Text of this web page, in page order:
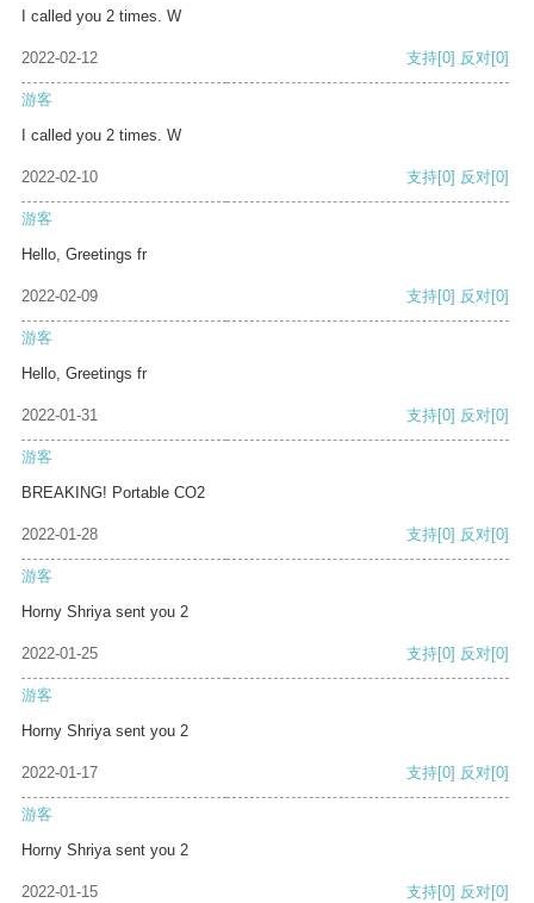
I called you 2 times. W
2022-02-12 支持[0] 反对[0]
游客
I called you 2 times. W
2022-02-10 支持[0] 反对[0]
游客
Hello, Greetings fr
2022-02-09 支持[0] 反对[0]
游客
Hello, Greetings fr
2022-01-31 支持[0] 反对[0]
游客
BREAKING! Portable CO2
2022-01-28 支持[0] 反对[0]
游客
Horny Shriya sent you 2
2022-01-25 支持[0] 反对[0]
游客
Horny Shriya sent you 2
2022-01-17 支持[0] 反对[0]
游客
Horny Shriya sent you 2
2022-01-15 支持[0] 反对[0]